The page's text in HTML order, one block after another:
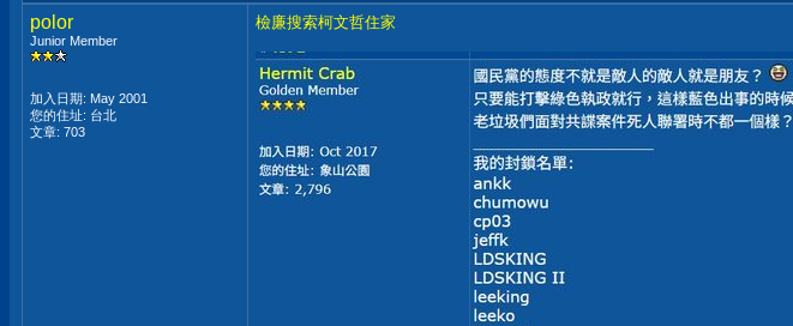
polor
Junior Member
加入日期: May 2001
您的住址: 台北
文章: 703
檢廉搜索柯文哲住家